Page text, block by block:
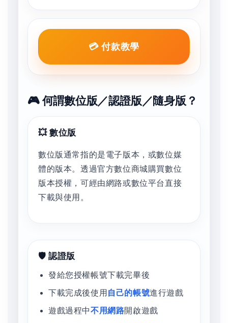
💳 付款教學
🎮 何謂數位版／認證版／隨身版？
💥 數位版
數位版通常指的是電子版本，或數位媒
體的版本。透過官方數位商城購買數位
版本授權，可經由網路或數位平台直接
下載與使用。
🛡️ 認證版
發給您授權帳號下載完畢後
下載完成後使用 自己的帳號進行遊戲
遊戲過程中不用網路開啟遊戲